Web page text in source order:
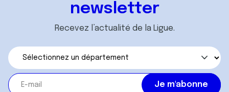
newsletter
Recevez l’actualité de la Ligue.